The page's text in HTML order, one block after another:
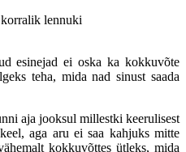
esinejad ei oska ka kokkuvõte
teha, mida nad sinust saada
aja jooksul millestki keerulisest
aga aru ei saa kahjuks mitte
kokkuvõttes ütleks, mida